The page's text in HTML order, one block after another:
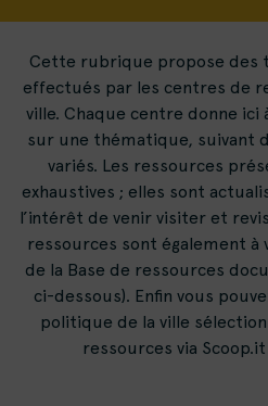
Cette rubrique propose des
effectués par les centres de
ville. Chaque centre donne ici
sur une thématique, suivant
variés. Les ressources
exhaustives ; elles sont
l’intérêt de venir visiter et
ressources sont également
de la Base de ressources
ci-dessous). Enfin vous
politique de la ville
ressources via